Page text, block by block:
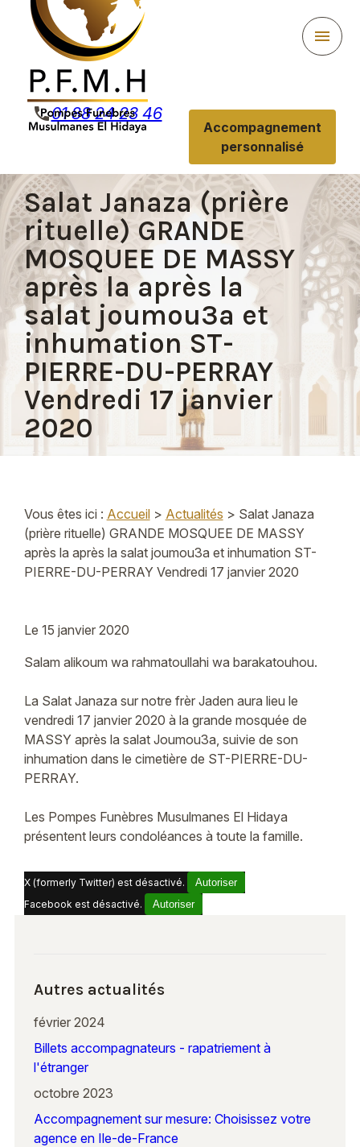
menu
phone01 88 24 23 46
Accompagnement
personnalisé
Salat Janaza (prière
rituelle) GRANDE
MOSQUEE DE MASSY
après la après la
salat joumou3a et
inhumation ST-
PIERRE-DU-PERRAY
Vendredi 17 janvier
2020
Vous êtes ici : Accueil> Actualités > Salat Janaza
(prière rituelle) GRANDE MOSQUEE DE MASSY
après la après la salat joumou3a et inhumation ST-
PIERRE-DU-PERRAY Vendredi 17 janvier 2020
Le 15 janvier 2020
Salam alikoum wa rahmatoullahi wa barakatouhou.
La Salat Janaza sur notre frèr Jaden aura lieu le
vendredi 17 janvier 2020 à la grande mosquée de
MASSY après la salat Joumou3a, suivie de son
inhumation dans le cimetière de ST-PIERRE-DU-
PERRAY.
Les Pompes Funèbres Musulmanes El Hidaya
présentent leurs condoléances à toute la famille.
X (formerly Twitter) est désactivé.
Autoriser
Facebook est désactivé.
Autoriser
Autres actualités
février 2024
Billets accompagnateurs - rapatriement à
l'étranger
octobre 2023
Accompagnement sur mesure: Choisissez votre
agence en Ile-de-France
Panneau de gestion des cookies